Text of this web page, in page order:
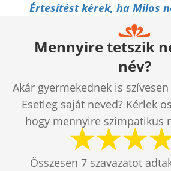
Értesítést kérek, ha Milos
Mennyire tetszik
név?
Akár gyermekednek is
Esetleg saját neved? Kérlek
hogy mennyire szimpatikus
Összesen 7szavazatot